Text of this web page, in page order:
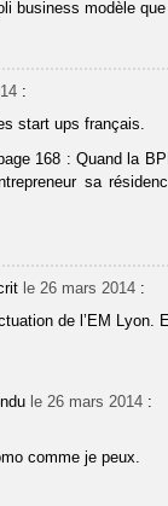
business modèle
:
start ups français.
168 : Quand la
sa
le 26 mars 2014 :
de l’EM Lyon.
le 26 mars 2014 :
comme je peux.